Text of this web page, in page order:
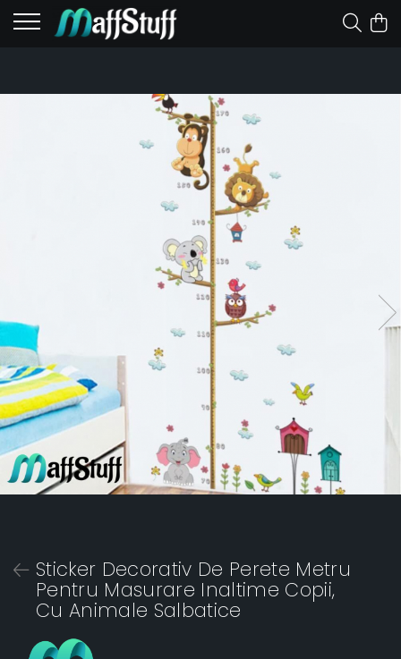
Sticker Decorativ De Perete Metru
Pentru Masurare Inaltime Copii,
Cu Animale Salbatice